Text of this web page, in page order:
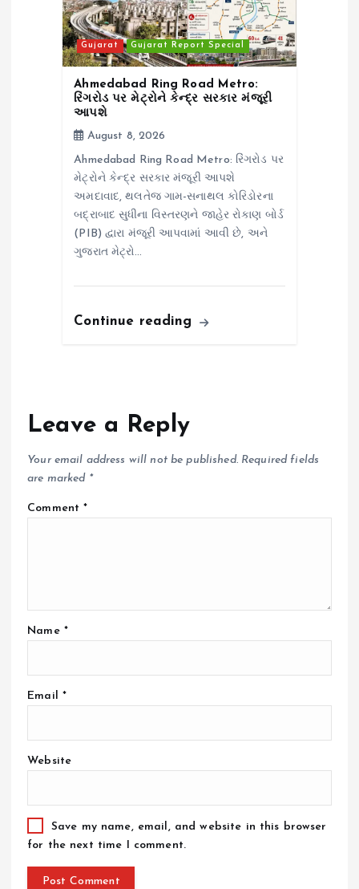
Gujarat Gujarat Report Special
Ahmedabad Ring Road Metro:
રિંગરોડ પર મેટ્રોને કેન્દ્ર સરકાર મંજૂરી
આપશે
August 8, 2026
Ahmedabad Ring Road Metro: રિંગરોડ પર
મેટ્રોને કેન્દ્ર સરકાર મંજૂરી આપશે
અમદાવાદ, થલતેજ ગામ-સનાથલ કોરિડોરના
બદ્રાબાદ સુધીના વિસ્તરણને જાહેર રોકાણ બોર્ડ
(PIB) દ્વારા મંજૂરી આપવામાં આવી છે, અને
ગુજરાત મેટ્રો…
Continue reading
Leave a Reply
Your email address will not be published. Required fields
are marked *
Comment*
Name *
Email *
Website
Save my name, email, and website in this browser
for the next time I comment.